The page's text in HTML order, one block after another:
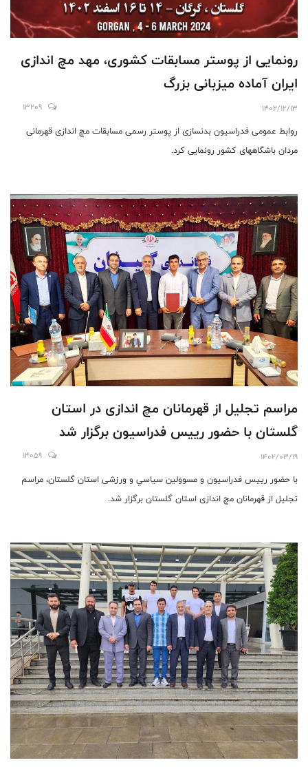
رونمايى از پوستر مسابقات كشورى، مهد مچ اندازى
ايران آماده ميزبانى بزرگ
1402/12/13
13209
روابط عمومی فدراسیون بدنسازی از پوستر رسمی مسابقات مچ اندازی قهرمانی
مردان باشگاههای کشور رونمایی کرد.
مراسم تجليل از قهرمانان مچ اندازى در استان
گلستان با حضور رييس فدراسيون برگزار شد
1402/03/19
14059
با حضور رييس فدراسيون و مسوولين سياسي و ورزشى استان گلستان، مراسم
تجليل از قهرمانان مچ اندازى استان گلستان برگزار شد.